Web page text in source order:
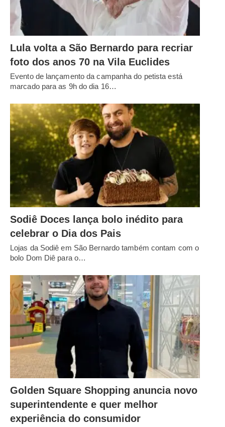
Lula volta a São Bernardo para recriar
foto dos anos 70 na Vila Euclides
Evento de lançamento da campanha do petista está
marcado para as 9h do dia 16…
Sodiê Doces lança bolo inédito para
celebrar o Dia dos Pais
Lojas da Sodiê em São Bernardo também contam com o
bolo Dom Diê para o…
Golden Square Shopping anuncia novo
superintendente e quer melhor
experiência do consumidor